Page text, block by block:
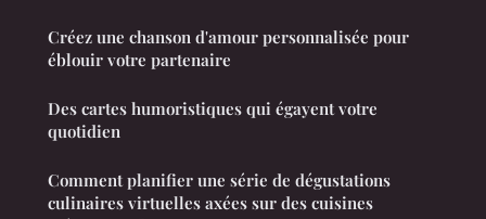
Créez une chanson d'amour personnalisée pour
éblouir votre partenaire
Des cartes humoristiques qui égayent votre
quotidien
Comment planifier une série de dégustations
culinaires virtuelles axées sur des cuisines